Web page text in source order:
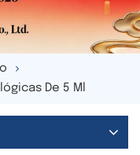
De 5 Ml